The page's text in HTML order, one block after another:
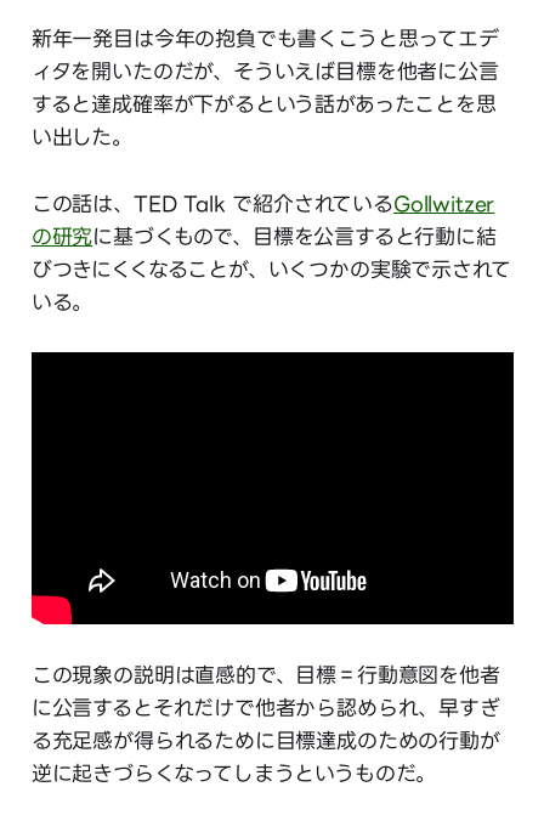
新年一発目は今年の抱負でも書くこうと思ってエデ
ィタを開いたのだが、そういえば目標を他者に公言
すると達成確率が下がるという話があったことを思
い出した。
この話は、TED Talk で紹介されているGollwitzer
の研究に基づくもので、目標を公言すると行動に結
びつきにくくなることが、いくつかの実験で示されて
いる。
この現象の説明は直感的で、目標＝行動意図を他者
に公言するとそれだけで他者から認められ、早すぎ
る充足感が得られるために目標達成のための行動が
逆に起きづらくなってしまうというものだ。